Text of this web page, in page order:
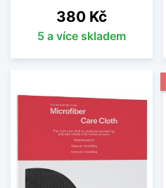
Cena
380 Kč
5 a více skladem